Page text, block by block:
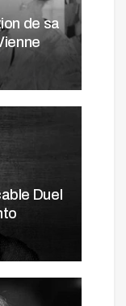
de sa
Duel